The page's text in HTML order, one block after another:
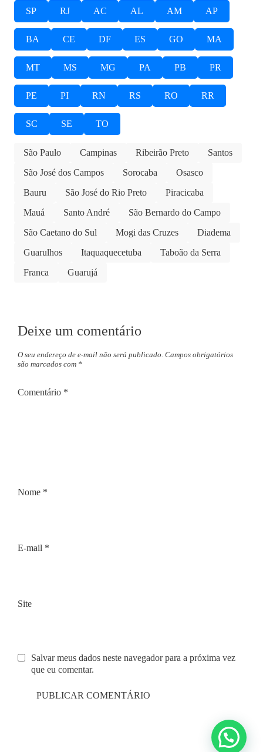
SP RJ AC AL AM AP
BA CE DF ES GO MA
MT MS MG PA PB PR
PE PI RN RS RO RR
SC SE TO
São Paulo Campinas Ribeirão Preto
Santos
São José dos Campos
Sorocaba
Osasco
Bauru
São José do Rio Preto
Piracicaba
Mauá
Santo André
São Bernardo do Campo
São Caetano do Sul
Mogi das Cruzes
Diadema
Guarulhos
Itaquaquecetuba
Taboão da Serra
Franca
Guarujá
Deixe um comentário
O seu endereço de e-mail não será publicado. Campos obrigatórios
são marcados com *
Comentário *
Nome *
E-mail *
Site
Salvar meus dados neste navegador para a próxima vez
que eu comentar.